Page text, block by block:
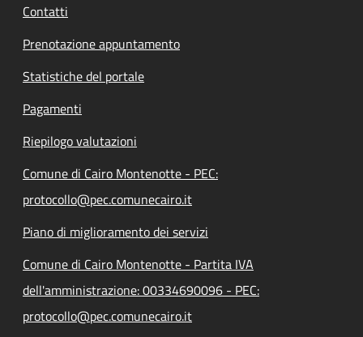
Contatti
Prenotazione appuntamento
Statistiche del portale
Pagamenti
Riepilogo valutazioni
Comune di Cairo Montenotte - PEC:
protocollo@pec.comunecairo.it
Piano di miglioramento dei servizi
Comune di Cairo Montenotte - Partita IVA
dell'amministrazione: 00334690096 - PEC:
protocollo@pec.comunecairo.it